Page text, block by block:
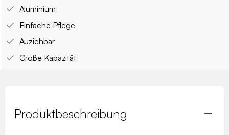
Aluminium
Einfache Pflege
Auziehbar
Große Kapazität
Produktbeschreibung